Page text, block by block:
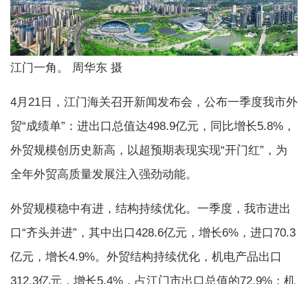
江门一角。 周华东 摄
4月21日，江门海关召开新闻发布会，公布一季度我市外
贸“成绩单”：进出口总值达498.9亿元，同比增长5.8%，
外贸规模创历史新高，以超预期表现实现“开门红”，为
全年外贸高质量发展注入强劲动能。
外贸规模稳中有进，结构持续优化。一季度，我市进出
口“齐头并进”，其中出口428.6亿元，增长6%，进口70.3
亿元，增长4.9%。外贸结构持续优化，机电产品出口
312.3亿元，增长5.4%，占江门市出口总值的72.9%；机